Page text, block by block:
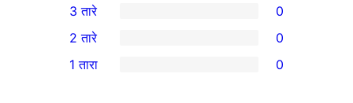
तारांकित
पुनरावलोकन
4-
तारांकित
परीक्षणे
0
3-
तारांकित
3 तारे 0
2-
2 तारे 0
1 तारा 0